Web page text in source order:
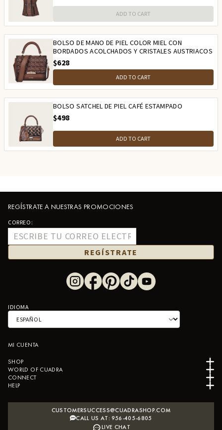
ADD TO CART
BOLSO DE MANO DE PIEL COLOR MIEL CON
BORDADOS ACOLCHADOS Y CRISTALES AUSTRIACOS
$628
ADD TO CART
BOLSO SATCHEL DE PIEL CAFÉ ESTAMPADO
$498
ADD TO CART
REGÍSTRATE A NUESTRAS PROMOCIONES
CORREO:
REGÍSTRATE
IDIOMA
MI CUENTA
SHOP
WORLD OF CUADRA
CONNECT
HELP
CUSTOMERSUCCESS@CUADRASHOP.COM
CALL US AT: 956-405-6805
LIVE CHAT